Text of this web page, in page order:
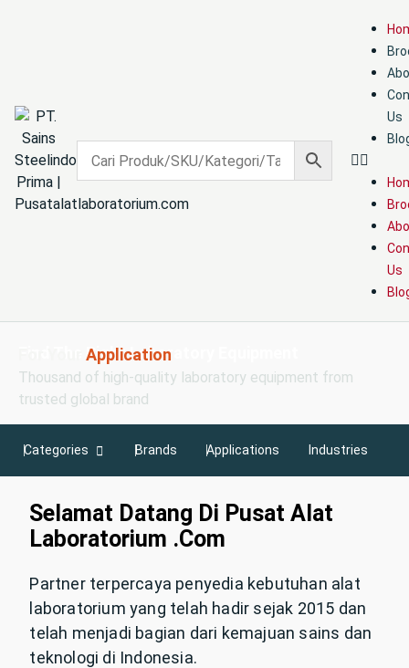
Us
Us
Find The Right Laboratory Equipment
Application
Thousand of high-quality laboratory equipment from
trusted global brand
Categories Brands Applications Industries
Selamat Datang Di Pusat Alat
Laboratorium .com
Partner terpercaya penyedia kebutuhan alat
laboratorium yang telah hadir sejak 2015 dan
telah menjadi bagian dari kemajuan sains dan
teknologi di Indonesia.